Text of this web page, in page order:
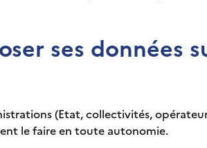
ses données
(Etat, collectivités,
le faire en toute autonomie.